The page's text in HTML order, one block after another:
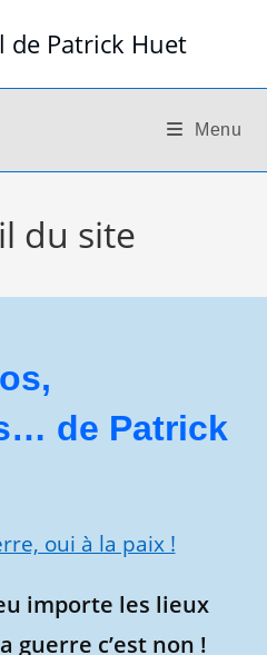
de Patrick Huet
Menu
du site
de Patrick
importe les lieux
guerre c’est non !